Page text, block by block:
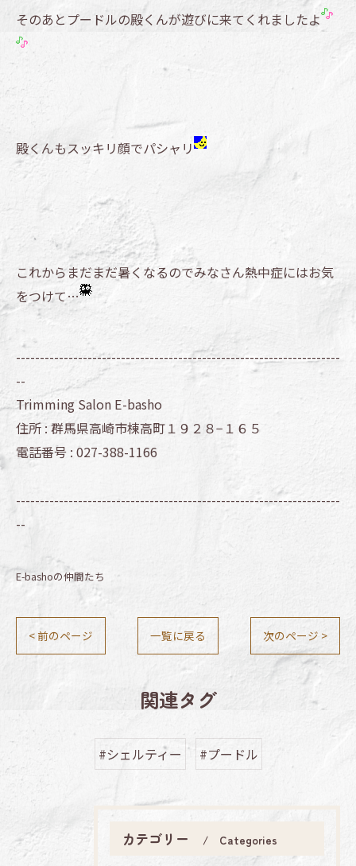
そのあとプードルの殿くんが遊びに来てくれましたよ
殿くんもスッキリ顔でパシャリ
これからまだまだ暑くなるのでみなさん熱中症にはお気
をつけて…
--------------------------------------------------------------------
--
Trimming Salon E-basho
住所 : 群馬県高崎市棟高町１９２８−１６５
電話番号 : 027-388-1166
--------------------------------------------------------------------
--
E-bashoの仲間たち
< 前のページ 一覧に戻る 次のページ >
関連タグ
#シェルティー #プードル
カテゴリー Categories